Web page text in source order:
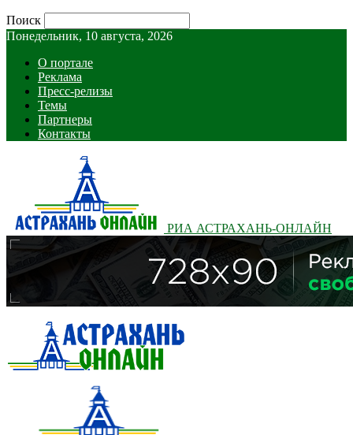
Поиск
Понедельник, 10 августа, 2026
О портале
Реклама
Пресс-релизы
Темы
Партнеры
Контакты
РИА АСТРАХАНЬ-ОНЛАЙН